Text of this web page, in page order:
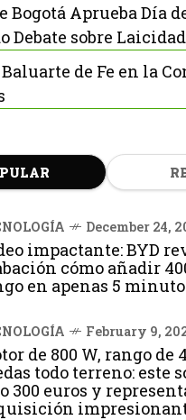
Bogotá Aprueba Día
Debate sobre Laicidad
de Fe en la
December 24,
impactante: BYD
cómo añadir
en apenas 5
February 9,
de 800 W, rango de
todo terreno: este
300 euros y